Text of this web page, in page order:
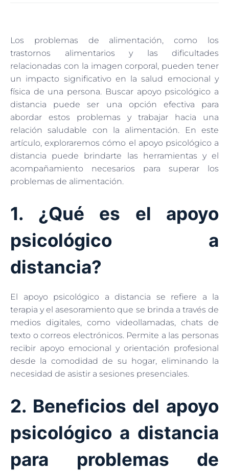
Los problemas de alimentación, como los
trastornos alimentarios y las dificultades
relacionadas con la imagen corporal, pueden tener
un impacto significativo en la salud emocional y
física de una persona. Buscar apoyo psicológico a
distancia puede ser una opción efectiva para
abordar estos problemas y trabajar hacia una
relación saludable con la alimentación. En este
artículo, exploraremos cómo el apoyo psicológico a
distancia puede brindarte las herramientas y el
acompañamiento necesarios para superar los
problemas de alimentación.
1. ¿Qué es el apoyo
psicológico a
distancia?
El apoyo psicológico a distancia se refiere a la
terapia y el asesoramiento que se brinda a través de
medios digitales, como videollamadas, chats de
texto o correos electrónicos. Permite a las personas
recibir apoyo emocional y orientación profesional
desde la comodidad de su hogar, eliminando la
necesidad de asistir a sesiones presenciales.
2. Beneficios del apoyo
psicológico a distancia
para problemas de